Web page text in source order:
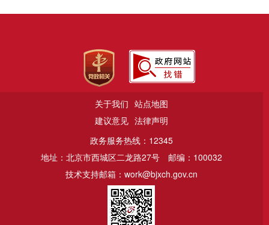
关于我们 站点地图
建议意见 法律声明
政务服务热线：12345
地址：北京市西城区二龙路27号
邮编：100032
技术支持邮箱：work@bjxch.gov.cn